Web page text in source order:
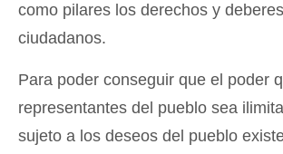
como pilares los derechos y
ciudadanos.
Para poder conseguir que el poder
representantes del pueblo sea
sujeto a los deseos del pueblo